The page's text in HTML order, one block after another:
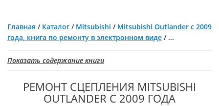
Главная / Каталог / Mitsubishi / Mitsubishi Outlander с 2009
года, книга по ремонту в электронном виде / ...
Показать содержание книги
РЕМОНТ СЦЕПЛЕНИЯ MITSUBISHI
OUTLANDER С 2009 ГОДА